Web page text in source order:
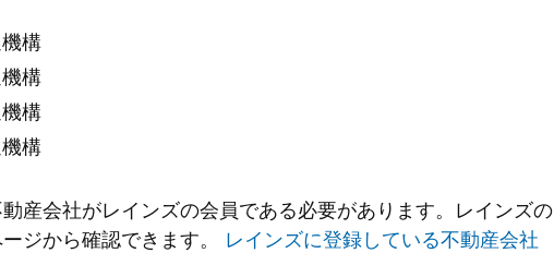
構
構
構
構
産会社がレインズの会員である必要があります。レインズの
ジから確認できます。 レインズに登録している不動産会社